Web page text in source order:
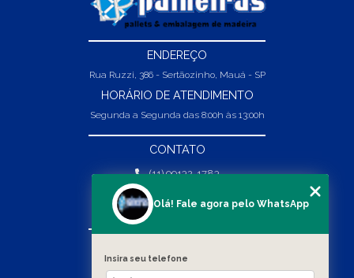
ENDEREÇO
Rua Ruzzi, 386 - Sertãozinho, Mauá - SP
HORÁRIO DE ATENDIMENTO
Segunda a Segunda das 8:00h às 13:00h
CONTATO
(11) 99132-1783
(11) 99132-1783
vendas@abpaineiras.com.br
Olá! Fale agora pelo WhatsApp
Insira seu telefone